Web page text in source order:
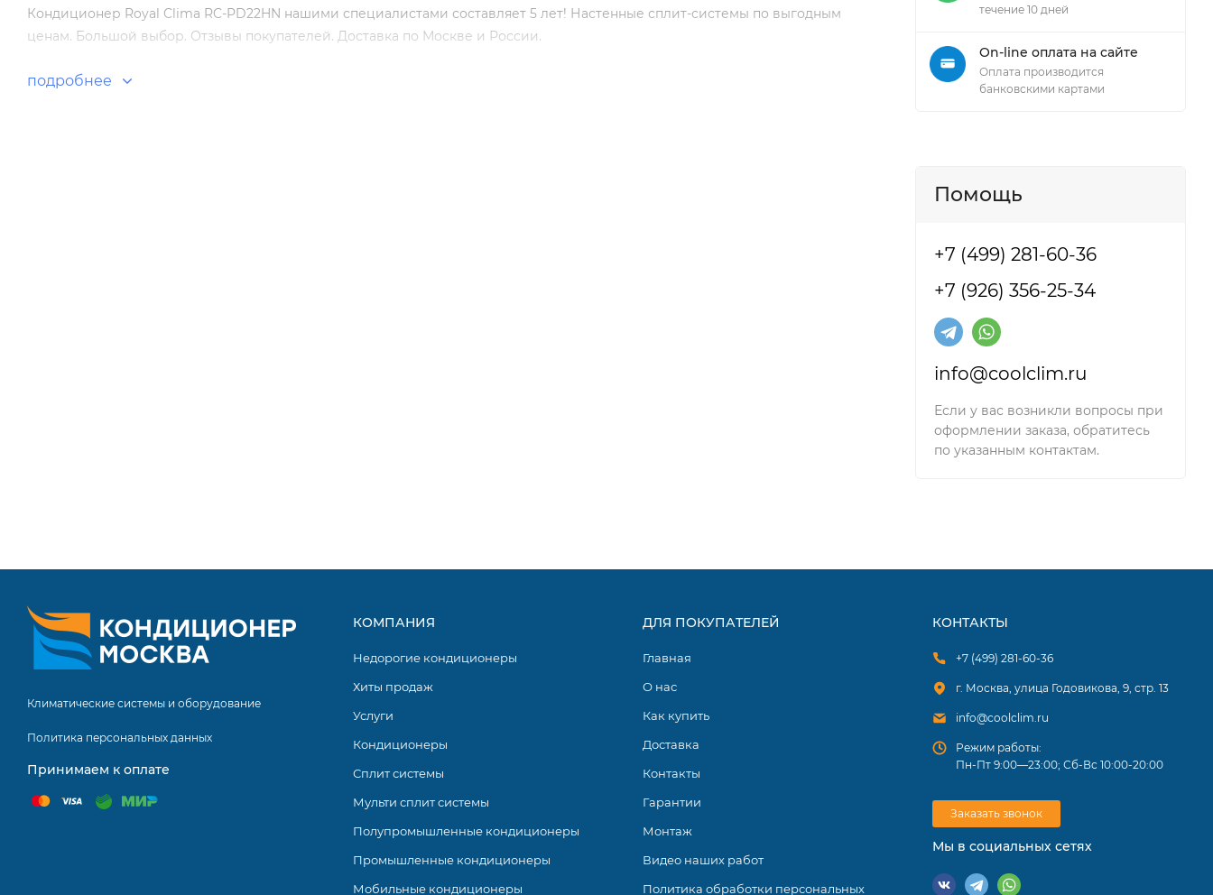
Кондиционер Royal Clima RC-PD22HN нашими специалистами составляет 5 лет! Настенные сплит-системы по выгодным
ценам. Большой выбор. Отзывы покупателей. Доставка по Москве и России.
подробнее
течение 10 дней
On-line оплата на сайте
Оплата производится
банковскими картами
Помощь
+7 (499) 281-60-36
+7 (926) 356-25-34
info@coolclim.ru
Если у вас возникли вопросы при
оформлении заказа, обратитесь
по указанным контактам.
Климатические системы и оборудование
Политика персональных данных
Принимаем к оплате
КОМПАНИЯ
Недорогие кондиционеры
Хиты продаж
Услуги
Кондиционеры
Сплит системы
Мульти сплит системы
Полупромышленные кондиционеры
Промышленные кондиционеры
Мобильные кондиционеры
ДЛЯ ПОКУПАТЕЛЕЙ
Главная
О нас
Как купить
Доставка
Контакты
Гарантии
Монтаж
Видео наших работ
Политика обработки персональных
КОНТАКТЫ
+7 (499) 281-60-36
г. Москва, улица Годовикова, 9, стр. 13
info@coolclim.ru
Режим работы:
Пн-Пт 9:00—23:00; Сб-Вс 10:00-20:00
Заказать звонок
Мы в социальных сетях